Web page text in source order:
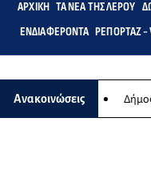
ΑΡΧΙΚΉ ΤΑ ΝΈΑ ΤΗΣ ΛΈΡΟΥ
ΕΝΔΙΑΦΈΡΟΝΤΑ ΡΕΠΟΡΤΆΖ -
ΑνακοινώσειςΔήμος Λέρου: